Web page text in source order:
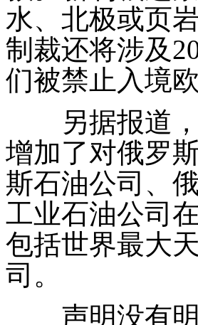
水、北极或页
制裁还将涉及
们被禁止入境
另据报道，
增加了对俄罗
斯石油公司、
工业石油公司
包括世界最大
司。
声明没有明